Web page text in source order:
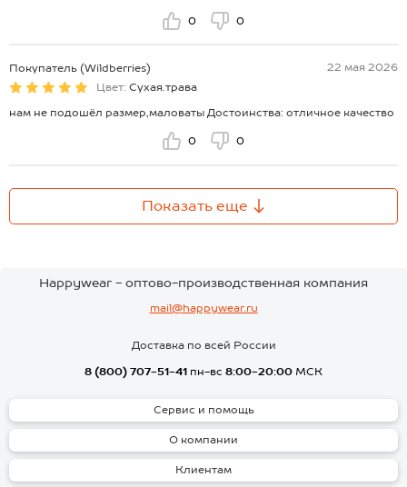
0 0
Покупатель (Wildberries)
22 мая 2026
Цвет: Сухая.трава
нам не подошёл размер,маловаты Достоинства: отличное качество
0 0
Показать еще
Happywear - оптово-производственная компания
mail@happywear.ru
Доставка по всей России
8 (800) 707-51-41 пн-вс 8:00-20:00 МСК
Сервис и помощь
О компании
Клиентам